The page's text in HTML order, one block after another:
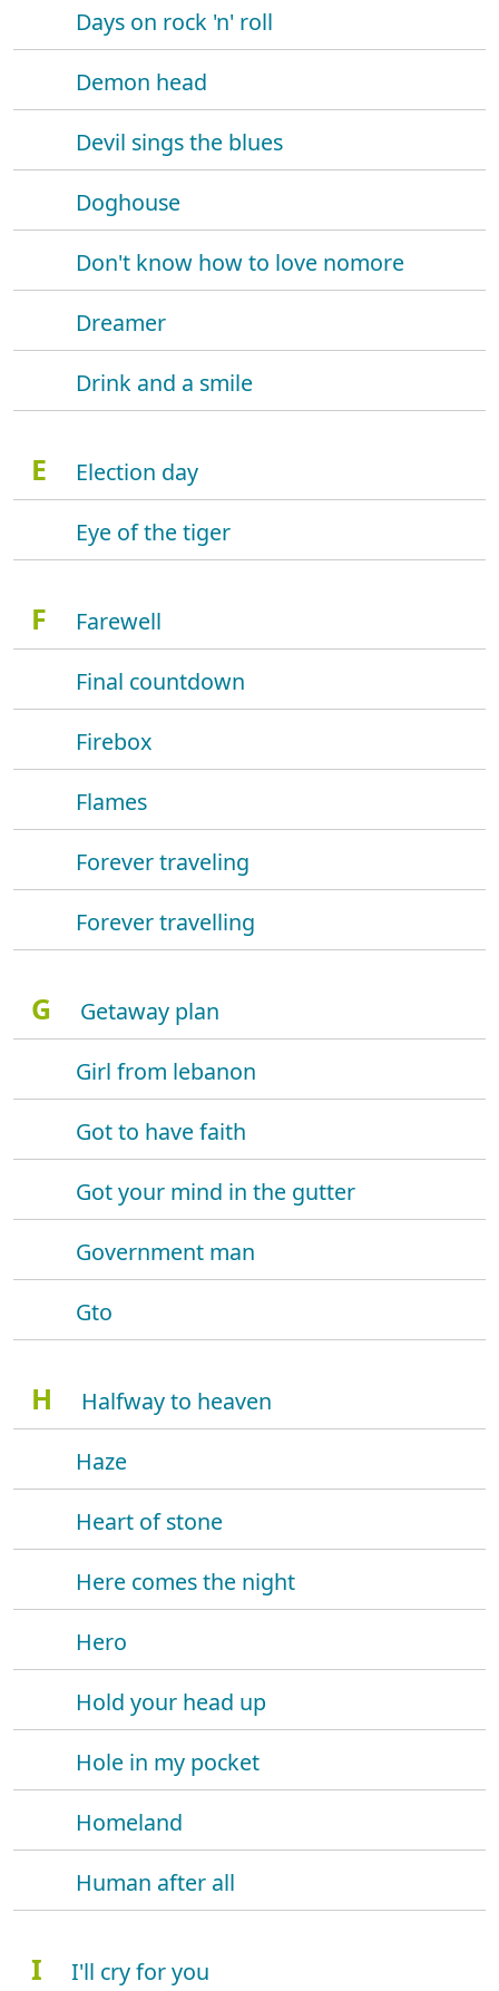
Days on rock 'n' roll
Demon head
Devil sings the blues
Doghouse
Don't know how to love nomore
Dreamer
Drink and a smile
E
Election day
Eye of the tiger
F
Farewell
Final countdown
Firebox
Flames
Forever traveling
Forever travelling
G
Getaway plan
Girl from lebanon
Got to have faith
Got your mind in the gutter
Government man
Gto
H
Halfway to heaven
Haze
Heart of stone
Here comes the night
Hero
Hold your head up
Hole in my pocket
Homeland
Human after all
I I'll cry for you